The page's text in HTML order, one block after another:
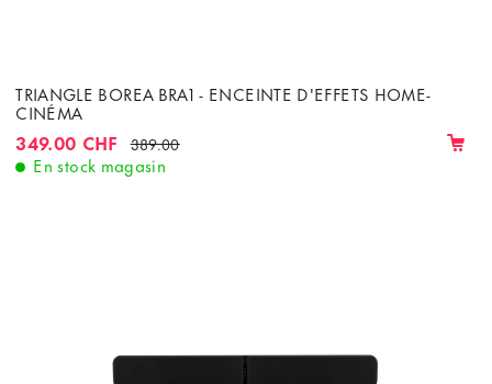
TRIANGLE BOREA BRA1 - ENCEINTE D'EFFETS HOME-
CINÉMA
349.00 CHF 389.00
En stock magasin